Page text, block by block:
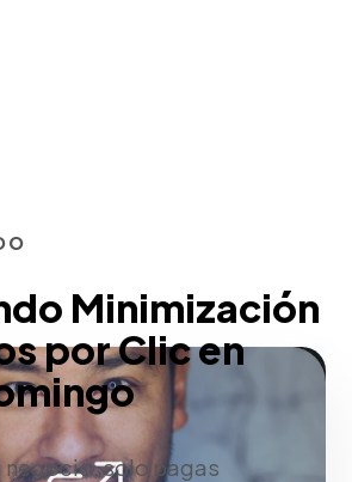
Minimización
por Clic en
negocio, solo pagas